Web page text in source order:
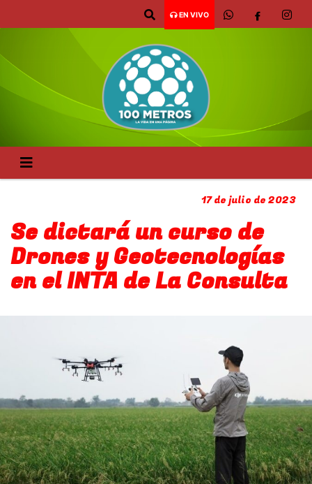
EN VIVO
17 de julio de 2023
Se dictará un curso de
Drones y Geotecnologías
en el INTA de La Consulta